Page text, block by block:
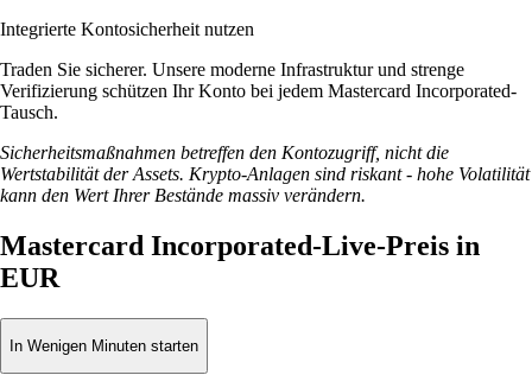
Integrierte Kontosicherheit nutzen
Traden Sie sicherer. Unsere moderne Infrastruktur und strenge
Verifizierung schützen Ihr Konto bei jedem Mastercard Incorporated-
Tausch.
Sicherheitsmaßnahmen betreffen den Kontozugriff, nicht die
Wertstabilität der Assets. Krypto-Anlagen sind riskant - hohe Volatilität
kann den Wert Ihrer Bestände massiv verändern.
Mastercard Incorporated-Live-Preis in
EUR
In Wenigen Minuten starten